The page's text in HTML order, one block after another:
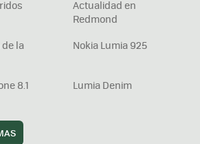
Actualidad en
Redmond
la
Nokia Lumia 925
8.1
Lumia Denim